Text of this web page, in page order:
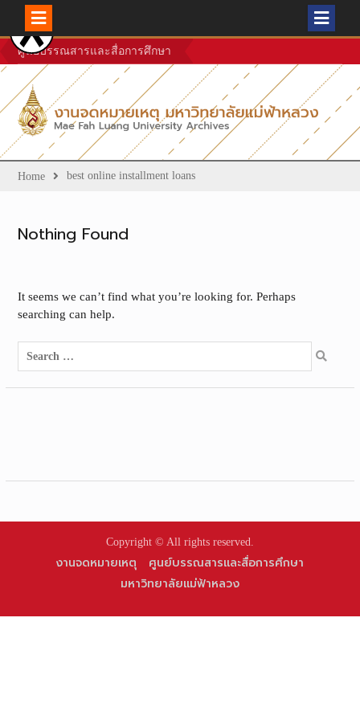
Skip
to
content
ศูนย์บรรณสารและสื่อการศึกษา
Home best online installment loans
Nothing Found
It seems we can’t find what you’re looking for. Perhaps
searching can help.
Search
for:
Copyright © All rights reserved.
งานจดหมายเหตุ
ศูนย์บรรณสารและสื่อการศึกษา
มหาวิทยาลัยแม่ฟ้าหลวง